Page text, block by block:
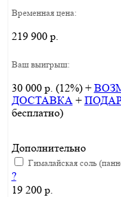
Временная цена:
219 900 р.
Ваш выигрыш:
30 000 р. (12%) +
ДОСТАВКА +
бесплатно)
Дополнительно
Гималайская соль
?
19 200 р.